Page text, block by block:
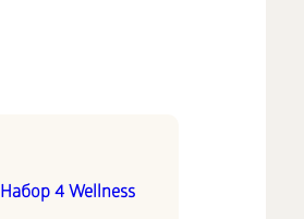
Набор 4 Wellness